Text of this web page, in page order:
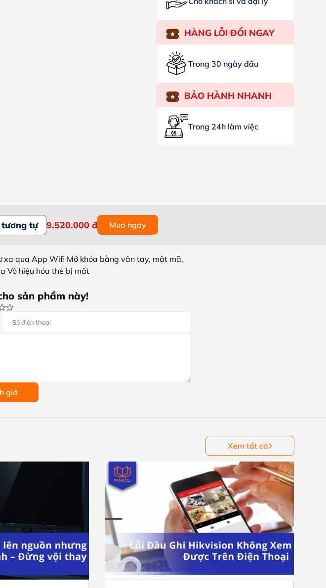
HÀNG LỖI ĐỔI NGAY
Trong 30 ngày đầu
BẢO HÀNH NHANH
Trong 24h làm việc
tương tự 9.520.000 đ Mua ngay
xa qua App Wifi Mở khóa bằng vân tay, mật mã,
Vô hiệu hóa thẻ bị mất
sản phẩm này!
giá
Xem tất cả